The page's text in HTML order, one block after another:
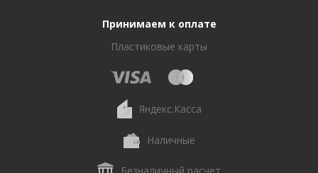
Принимаем к оплате
Пластиковые карты
Яндекс.Касса
Наличные